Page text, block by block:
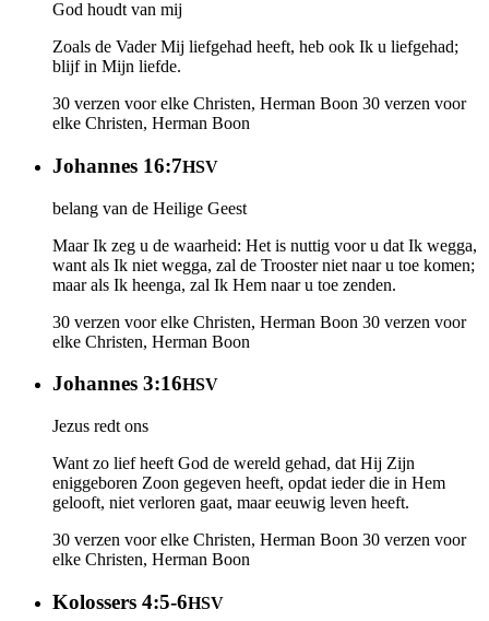
God houdt van mij
Zoals de Vader Mij liefgehad heeft, heb ook Ik u liefgehad;
blijf in Mijn liefde.
30 verzen voor elke Christen, Herman Boon 30 verzen voor
elke Christen, Herman Boon
Johannes 16:7HSV
belang van de Heilige Geest
Maar Ik zeg u de waarheid: Het is nuttig voor u dat Ik wegga,
want als Ik niet wegga, zal de Trooster niet naar u toe komen;
maar als Ik heenga, zal Ik Hem naar u toe zenden.
30 verzen voor elke Christen, Herman Boon 30 verzen voor
elke Christen, Herman Boon
Johannes 3:16HSV
Jezus redt ons
Want zo lief heeft God de wereld gehad, dat Hij Zijn
eniggeboren Zoon gegeven heeft, opdat ieder die in Hem
gelooft, niet verloren gaat, maar eeuwig leven heeft.
30 verzen voor elke Christen, Herman Boon 30 verzen voor
elke Christen, Herman Boon
Kolossers 4:5-6HSV